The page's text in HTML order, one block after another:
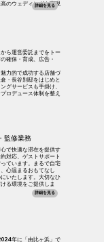
のウェディングを実現
詳細を見る
ら運営委託までをトー
確保・育成、広告・
力的で成功する店舗づ
・長谷別邸をはじめと
グサービスも手掛け、
ロデュース体制を整え
監修業務
で快適な滞在を提供す
対応、ゲストサポート
ています。まるで自宅
心温まるおもてなし
いたします。大切なひ
る環境をご提供しま
詳細を見る
年に「由比ヶ浜」で